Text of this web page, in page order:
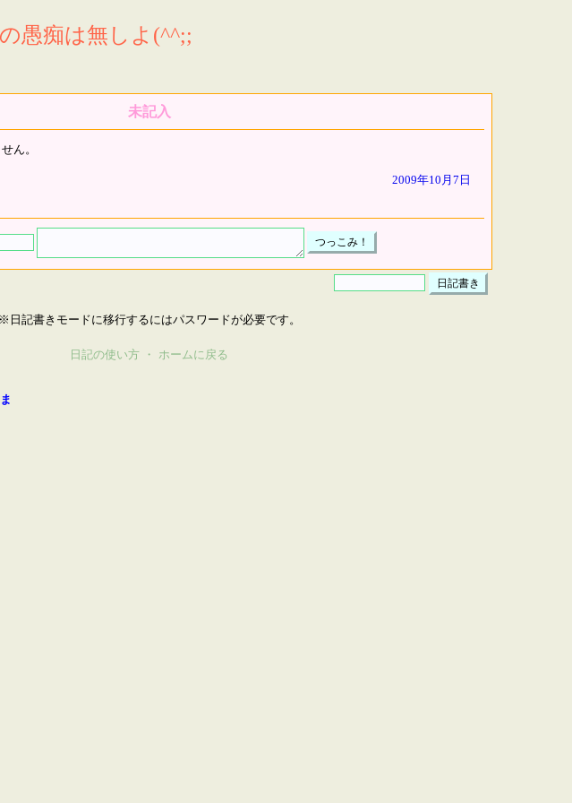
愚痴は無しよ(^^;;
未記入
ん。
2009年10月7日
※日記書きモードに移行するにはパスワードが必要です。
日記の使い方 ・ ホームに戻る